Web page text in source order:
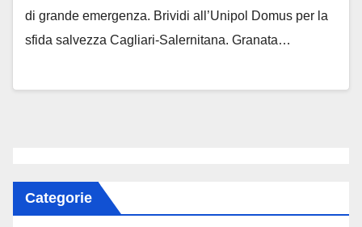
di grande emergenza. Brividi all’Unipol Domus per la
sfida salvezza Cagliari-Salernitana. Granata…
Categorie